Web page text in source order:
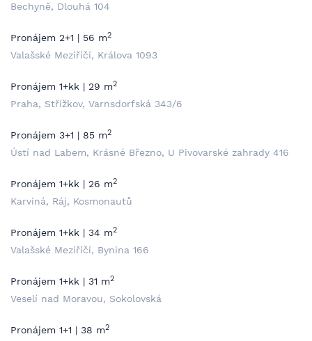
Bechyně, Dlouhá 104
Pronájem 2+1 | 56 m2
Valašské Meziříčí, Králova 1093
Pronájem 1+kk | 29 m2
Praha, Střížkov, Varnsdorfská 343/6
Pronájem 3+1 | 85 m2
Ústí nad Labem, Krásné Březno, U Pivovarské zahrady 416
Pronájem 1+kk | 26 m2
Karviná, Ráj, Kosmonautů
Pronájem 1+kk | 34 m2
Valašské Meziříčí, Bynina 166
Pronájem 1+kk | 31 m2
Veselí nad Moravou, Sokolovská
Pronájem 1+1 | 38 m2